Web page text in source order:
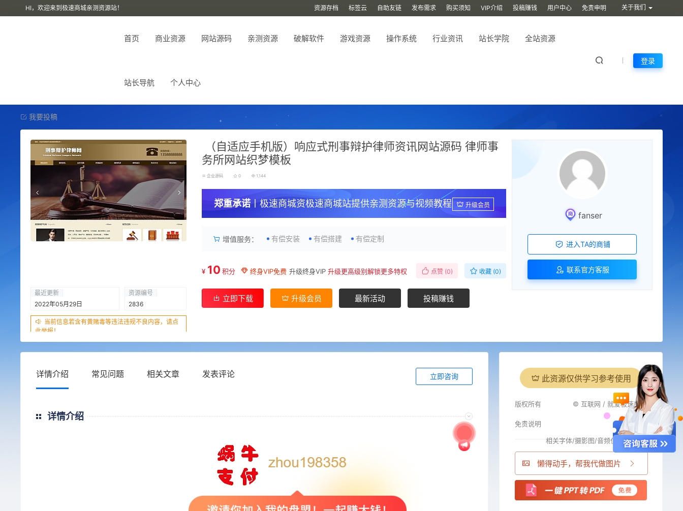
HI，欢迎来到极速商城亲测资源站！ 资源存档 标签云 自助友链 发布需求 购买须知 VIP介绍 投稿赚钱 用户中心 免责申明 关于我们
首页 商业资源 网站源码 亲测资源 破解软件 游戏资源 操作系统 行业资讯 站长学院 全站资源
站长导航 个人中心
登录
我要投稿
最近更新
2022年05月29日
资源编号
2836
当前信息若含有黄赌毒等违法违规不良内容，请点
此举报！
（自适应手机版）响应式刑事辩护律师资讯网站源码 律师事
务所网站织梦模板
企业源码 0 1,144
郑重承诺丨极速商城资极速商城站提供亲测资源与视频教程 升级会员
增值服务： 有偿安装 有偿搭建 有偿定制
¥ 10 积分 终身VIP免费 升级终身VIP 升级更高级别解锁更多特权 点赞 (0) 收藏 (0)
立即下载 升级会员 最新活动 投稿赚钱
fanser
进入TA的商铺
联系官方客服
详情介绍 常见问题 相关文章 发表评论 立即咨询
详情介绍
此资源仅供学习参考使用
版权所有 © 互联网 / 就爱极速商城
免责说明
相关字体/摄影图/音频仅供参考 i
懒得动手，帮我代做图片